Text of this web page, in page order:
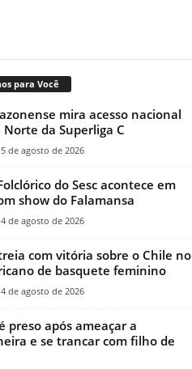
para Você
mira acesso nacional
Norte da Superliga C
5 de agosto de 2026
do Sesc acontece em
show do Falamansa
4 de agosto de 2026
com vitória sobre o Chile no
de basquete feminino
4 de agosto de 2026
preso após ameaçar a
e se trancar com filho de